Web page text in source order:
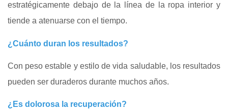
estratégicamente debajo de la línea de la ropa interior y
tiende a atenuarse con el tiempo.
¿Cuánto duran los resultados?
Con peso estable y estilo de vida saludable, los resultados
pueden ser duraderos durante muchos años.
¿Es dolorosa la recuperación?